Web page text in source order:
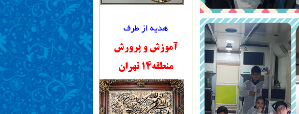
-------
هدیه از طرف
آموزش و پرورش
منطقه14 تهران